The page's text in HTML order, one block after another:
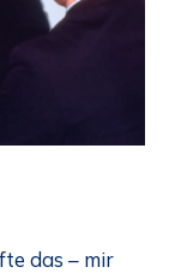
das – mir